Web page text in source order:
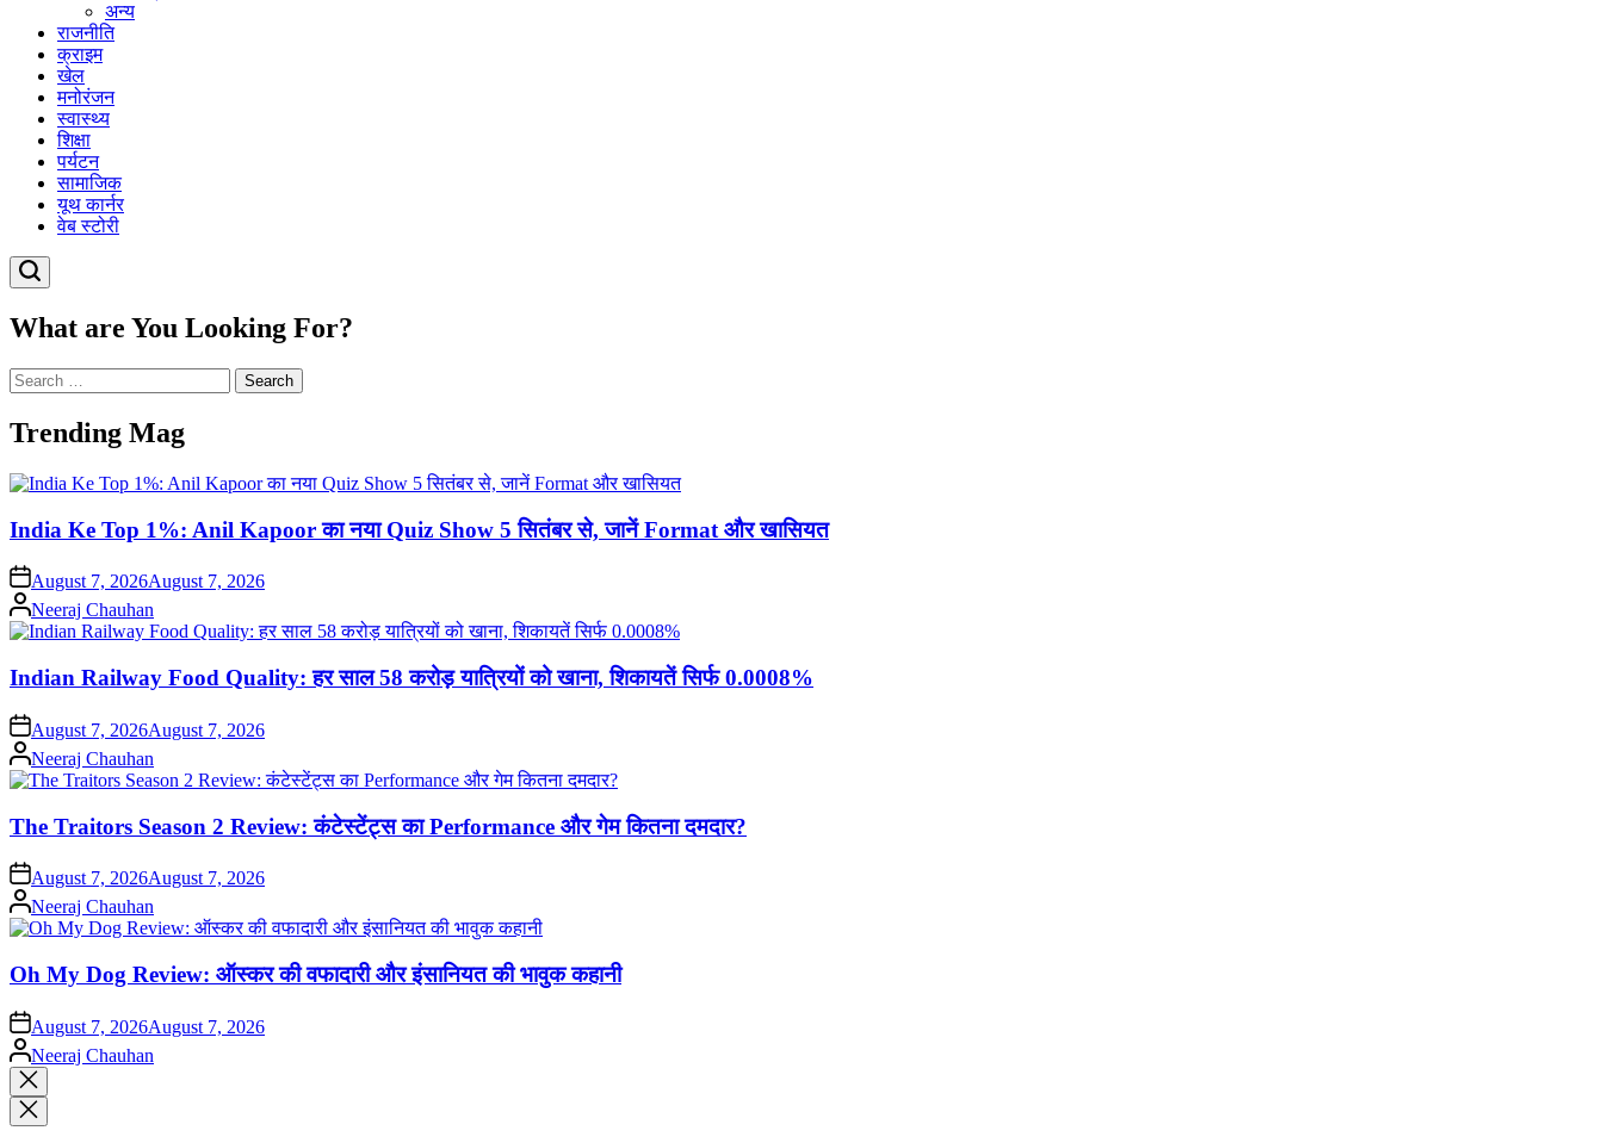
अन्य
राजनीति
क्राइम
खेल
मनोरंजन
स्वास्थ्य
शिक्षा
पर्यटन
सामाजिक
यूथ कार्नर
वेब स्टोरी
Search
What are You Looking For?
Search
for:
Trending Mag
India Ke Top 1%: Anil Kapoor का नया Quiz Show 5 सितंबर से, जानें Format और खासियत
on August 7, 2026August 7, 2026
Posted
by
Neeraj Chauhan
Indian Railway Food Quality: हर साल 58 करोड़ यात्रियों को खाना, शिकायतें सिर्फ 0.0008%
on August 7, 2026August 7, 2026
Posted
by
Neeraj Chauhan
The Traitors Season 2 Review: कंटेस्टेंट्स का Performance और गेम कितना दमदार?
on August 7, 2026August 7, 2026
Posted
by
Neeraj Chauhan
Oh My Dog Review: ऑस्कर की वफादारी और इंसानियत की भावुक कहानी
on August 7, 2026August 7, 2026
Posted
by
Neeraj Chauhan
Close
search